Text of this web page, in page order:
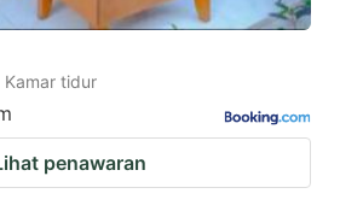
Kamar tidur
penawaran